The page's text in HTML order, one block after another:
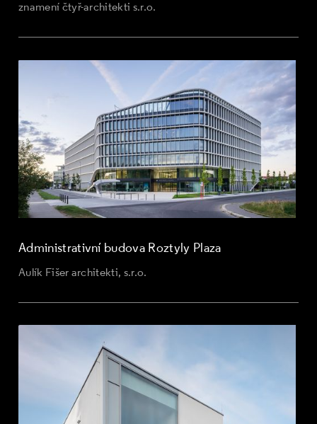
znamení čtyř-architekti s.r.o.
Administrativní budova Roztyly Plaza
Aulík Fišer architekti, s.r.o.